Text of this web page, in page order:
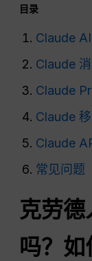
目录
Claude AI
Claude
Claude
Claude
Claude
常见问题
克劳
吗？